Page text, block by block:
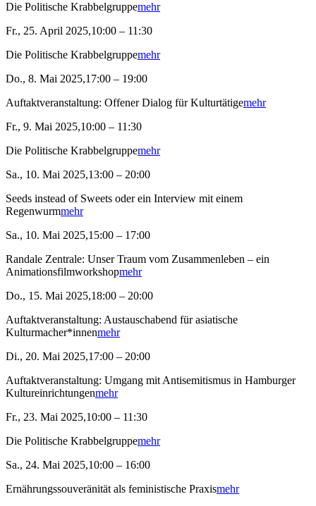
Die Politische Krabbelgruppemehr
Fr., 25. April 2025,10:00 – 11:30
Die Politische Krabbelgruppemehr
Do., 8. Mai 2025,17:00 – 19:00
Auftaktveranstaltung: Offener Dialog für Kulturtätigemehr
Fr., 9. Mai 2025,10:00 – 11:30
Die Politische Krabbelgruppemehr
Sa., 10. Mai 2025,13:00 – 20:00
Seeds instead of Sweets oder ein Interview mit einem
Regenwurmmehr
Sa., 10. Mai 2025,15:00 – 17:00
Randale Zentrale: Unser Traum vom Zusammenleben – ein
Animationsfilmworkshopmehr
Do., 15. Mai 2025,18:00 – 20:00
Auftaktveranstaltung: Austauschabend für asiatische
Kulturmacher*innenmehr
Di., 20. Mai 2025,17:00 – 20:00
Auftaktveranstaltung: Umgang mit Antisemitismus in Hamburger
Kultureinrichtungenmehr
Fr., 23. Mai 2025,10:00 – 11:30
Die Politische Krabbelgruppemehr
Sa., 24. Mai 2025,10:00 – 16:00
Ernährungssouveränität als feministische Praxismehr